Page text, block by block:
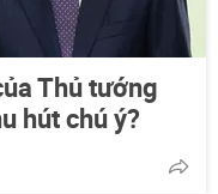
Thủ tướng
hút chú ý?